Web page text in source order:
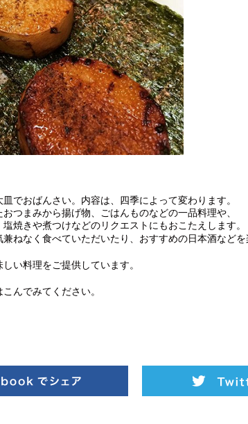
でおばんさい。内容は、四季によって変わります。
つまみから揚げ物、ごはんものなどの一品料理や、
焼きや煮つけなどのリクエストにもおこたえします。
ねなく食べていただいたり、おすすめの日本酒などを
い料理をご提供しています。
んでみてください。